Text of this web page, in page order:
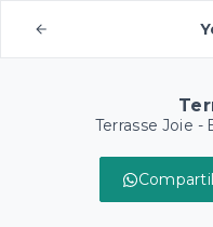
Terrasse Joie -